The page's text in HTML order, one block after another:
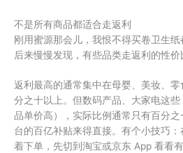
不是所有商品都适合走返利
刚用蜜源那会儿，我恨不得买卷卫生纸
后来慢慢发现，有些品类走返利的性价
返利最高的通常集中在母婴、美妆、
分之十以上。但数码产品、大家电这
品单价高），实际比例通常只有百分
台的百亿补贴来得直接。有个小技巧
着下单，先切到淘宝或京东 App 看看